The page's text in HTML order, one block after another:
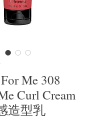
Me 308
Curl Cream
造型乳